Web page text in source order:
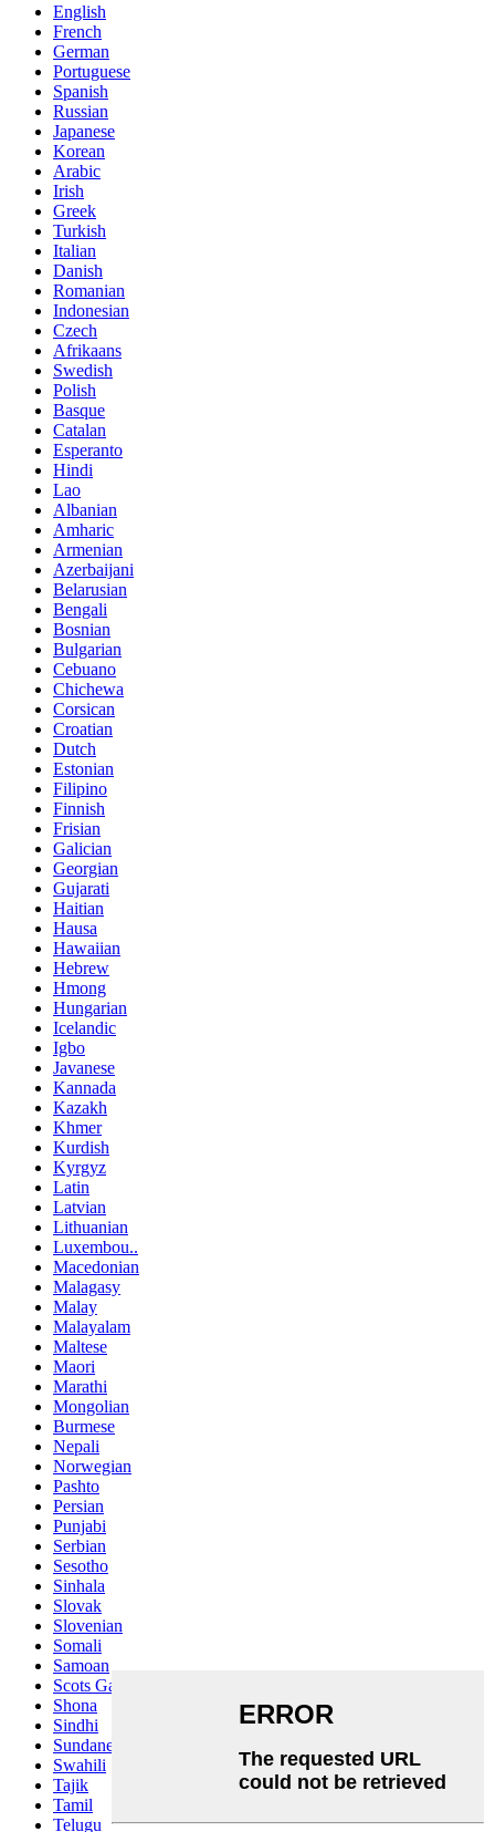
English
French
German
Portuguese
Spanish
Russian
Japanese
Korean
Arabic
Irish
Greek
Turkish
Italian
Danish
Romanian
Indonesian
Czech
Afrikaans
Swedish
Polish
Basque
Catalan
Esperanto
Hindi
Lao
Albanian
Amharic
Armenian
Azerbaijani
Belarusian
Bengali
Bosnian
Bulgarian
Cebuano
Chichewa
Corsican
Croatian
Dutch
Estonian
Filipino
Finnish
Frisian
Galician
Georgian
Gujarati
Haitian
Hausa
Hawaiian
Hebrew
Hmong
Hungarian
Icelandic
Igbo
Javanese
Kannada
Kazakh
Khmer
Kurdish
Kyrgyz
Latin
Latvian
Lithuanian
Luxembou..
Macedonian
Malagasy
Malay
Malayalam
Maltese
Maori
Marathi
Mongolian
Burmese
Nepali
Norwegian
Pashto
Persian
Punjabi
Serbian
Sesotho
Sinhala
Slovak
Slovenian
Somali
Samoan
Scots Gaelic
Shona
Sindhi
Sundanese
Swahili
Tajik
Tamil
Telugu